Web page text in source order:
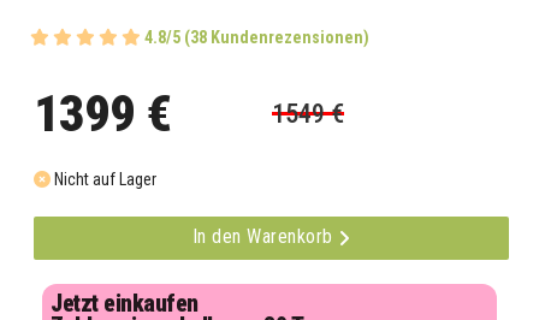
4.8/5 (38 Kundenrezensionen)
1399 € 1549 €
Nicht auf Lager
In den Warenkorb
Jetzt einkaufen